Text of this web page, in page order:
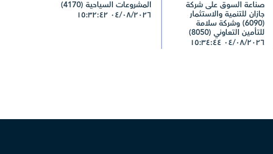
صناعة السوق على شركة
جازان للتنمية والاستثمار
(6090) وشركة سلامة
للتأمين التعاوني (8050)
٠٤/٠٨/٢٠٢٦ ١٥:٣٤:٤٤
المشروعات السياحية (4170)
٠٤/٠٨/٢٠٢٦ ١٥:٣٢:٤٢